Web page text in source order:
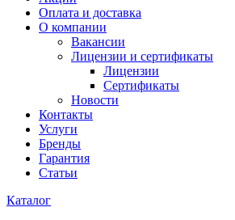
Оплата и доставка
О компании
Вакансии
Лицензии и сертификаты
Лицензии
Сертификаты
Новости
Контакты
Услуги
Бренды
Гарантия
Статьи
Каталог